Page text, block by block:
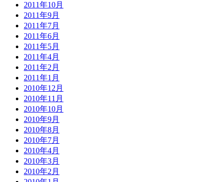
2011年10月
2011年9月
2011年7月
2011年6月
2011年5月
2011年4月
2011年2月
2011年1月
2010年12月
2010年11月
2010年10月
2010年9月
2010年8月
2010年7月
2010年4月
2010年3月
2010年2月